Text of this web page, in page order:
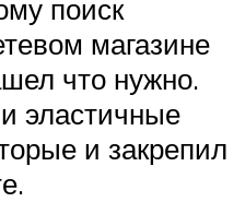
поиск
магазине
что нужно.
эластичные
и закрепил